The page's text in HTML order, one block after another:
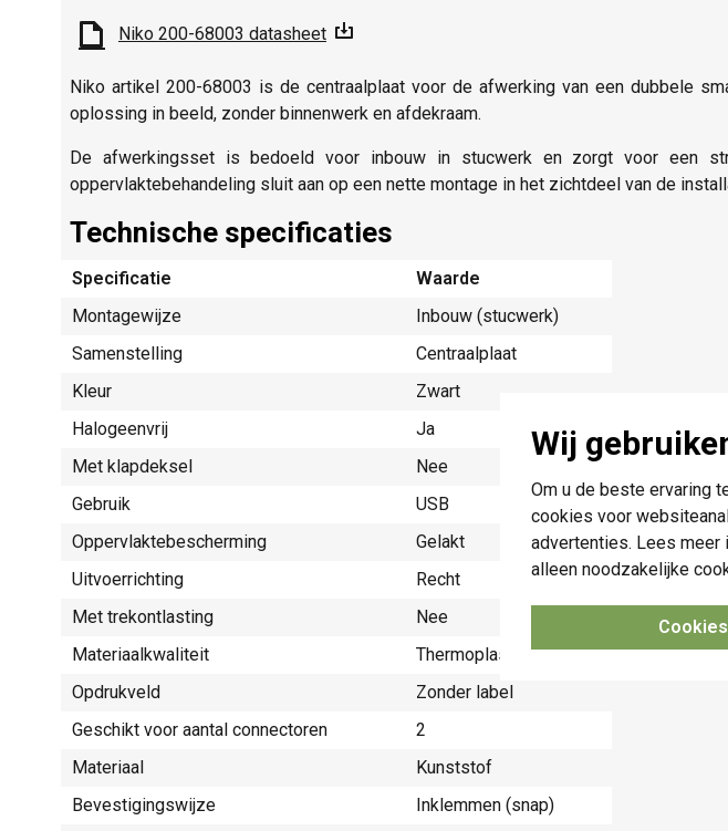
Wij
Om u de beste ervaring
cookies voor
advertenties. Lees meer
alleen noodzakelijke
Niko 200-68003 datasheet
Niko artikel 200-68003 is de centraalplaat voor de afwerking van een dubbele
oplossing in beeld, zonder binnenwerk en afdekraam.
De afwerkingsset is bedoeld voor inbouw in stucwerk en zorgt voor een
oppervlaktebehandeling sluit aan op een nette montage in het zichtdeel van de
Technische specificaties
Specificatie
Waarde
Montagewijze
Inbouw (stucwerk)
Samenstelling
Centraalplaat
Kleur
Zwart
Halogeenvrij
Ja
Met klapdeksel
Nee
Gebruik
USB
Oppervlaktebescherming
Gelakt
Uitvoerrichting
Recht
Met trekontlasting
Nee
Materiaalkwaliteit
Thermoplast
Opdrukveld
Zonder label
Geschikt voor aantal connectoren
2
Materiaal
Kunststof
Bevestigingswijze
Inklemmen (snap)